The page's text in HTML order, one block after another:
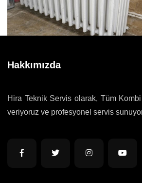
Hakkımızda
Hira Teknik Servis olarak, Tüm
veriyoruz ve profesyonel servis